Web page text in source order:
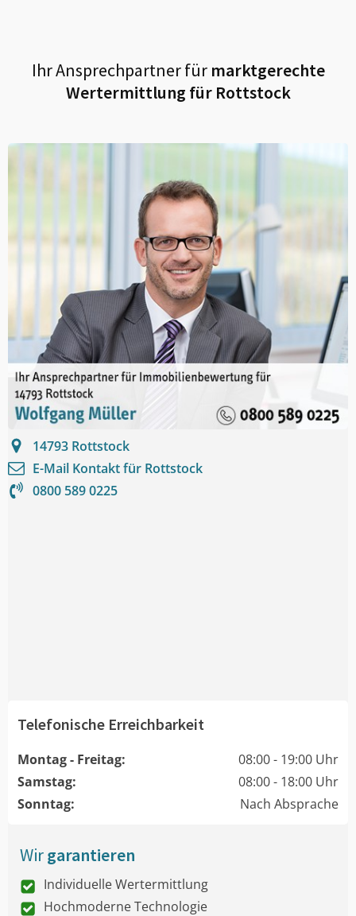
Ihr Ansprechpartner fürmarktgerechte
Wertermittlung für Rottstock
14793 Rottstock
E-Mail Kontakt für Rottstock
0800 589 0225
Telefonische Erreichbarkeit
Montag - Freitag:
08:00 - 19:00 Uhr
Samstag:
08:00 - 18:00 Uhr
Sonntag:
Nach Absprache
Wirgarantieren
Individuelle Wertermittlung
Hochmoderne Technologie